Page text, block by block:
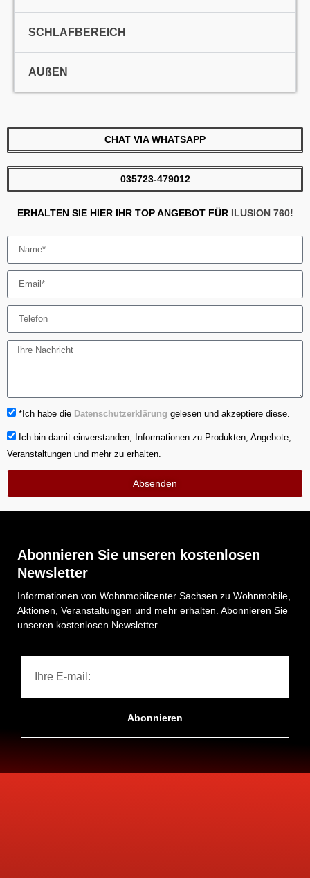
SCHLAFBEREICH
AUßEN
CHAT VIA WHATSAPP
035723-479012
ERHALTEN SIE HIER IHR TOP ANGEBOT FÜR ILUSION 760!
*Ich habe die Datenschutzerklärung gelesen und akzeptiere diese.
Ich bin damit einverstanden, Informationen zu Produkten, Angebote,
Veranstaltungen und mehr zu erhalten.
Absenden
Abonnieren Sie unseren kostenlosen
Newsletter
Informationen von Wohnmobilcenter Sachsen zu Wohnmobile,
Aktionen, Veranstaltungen und mehr erhalten. Abonnieren Sie
unseren kostenlosen Newsletter.
Abonnieren